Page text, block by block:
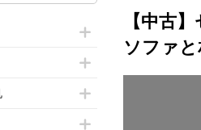
他
ク（ベンチデスク）
【中古
ソファと